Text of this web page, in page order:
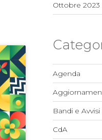
Ottobre 2023
Agenda
Bandi e Avvisi
CdA